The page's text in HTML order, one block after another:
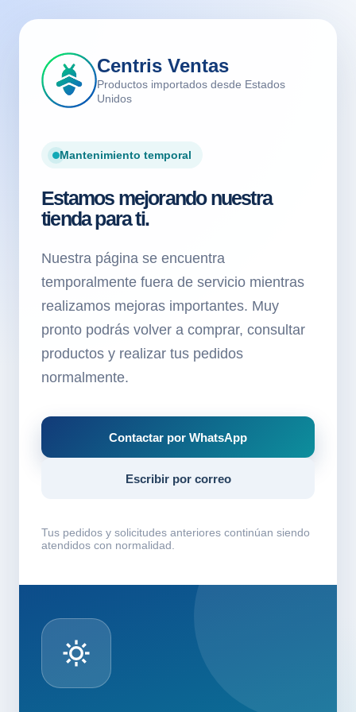
Centris Ventas
Productos importados desde Estados
Unidos
Mantenimiento temporal
Estamos mejorando nuestra
tienda para ti.
Nuestra página se encuentra
temporalmente fuera de servicio mientras
realizamos mejoras importantes. Muy
pronto podrás volver a comprar, consultar
productos y realizar tus pedidos
normalmente.
Contactar por WhatsApp
Escribir por correo
Tus pedidos y solicitudes anteriores continúan siendo
atendidos con normalidad.